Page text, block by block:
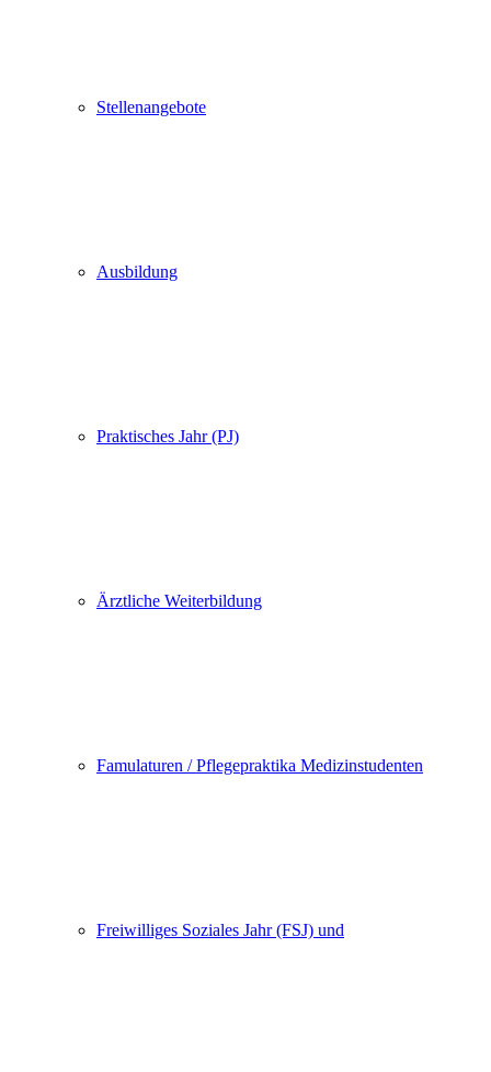
Stellenangebote
Ausbildung
Praktisches Jahr (PJ)
Ärztliche Weiterbildung
Famulaturen / Pflegepraktika Medizinstudenten
Freiwilliges Soziales Jahr (FSJ) und